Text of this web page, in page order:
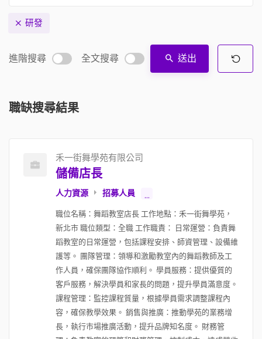
研發
進階搜尋 全文搜尋 送出
職缺搜尋結果
禾一街舞學苑有限公司
儲備店長
人力資源 招募人員 ...
職位名稱：舞蹈教室店長 工作地點：禾一街舞學苑，
新北市 職位類型：全職 工作職責： 日常運營：負責舞
蹈教室的日常運營，包括課程安排、師資管理、設備維
護等。 團隊管理：領導和激勵教室內的舞蹈教師及工
作人員，確保團隊協作順利。 學員服務：提供優質的
客戶服務，解決學員和家長的問題，提升學員滿意度。
課程管理：監控課程質量，根據學員需求調整課程內
容，確保教學效果。 銷售與推廣：推動學苑的業務增
長，執行市場推廣活動，提升品牌知名度。 財務管